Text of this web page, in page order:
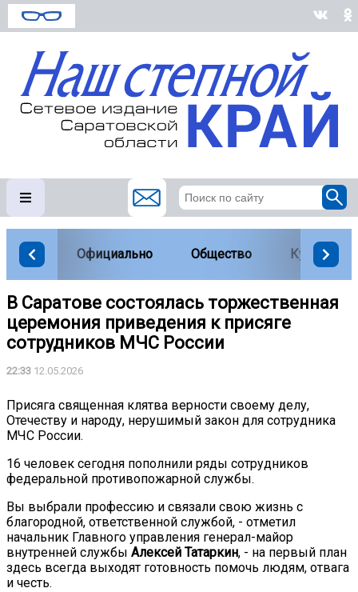
Официально Общество Культура
В Саратове состоялась торжественная
церемония приведения к присяге
сотрудников МЧС России
22:33 12.05.2026
Присяга священная клятва верности своему делу,
Отечеству и народу, нерушимый закон для сотрудника
МЧС России.
16 человек сегодня пополнили ряды сотрудников
федеральной противопожарной службы.
Вы выбрали профессию и связали свою жизнь с
благородной, ответственной службой, - отметил
начальник Главного управления генерал-майор
внутренней службы Алексей Татаркин, - на первый план
здесь всегда выходят готовность помочь людям, отвага
и честь.